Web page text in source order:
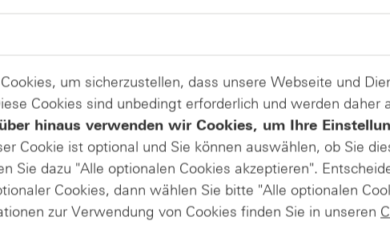
um sicherzustellen, dass unsere Webseite und
Cookies sind unbedingt erforderlich und werden daher
hinaus verwenden wir Cookies, um Ihre
Cookie ist optional und Sie können auswählen, ob Sie
Sie dazu "Alle optionalen Cookies akzeptieren".
Cookies, dann wählen Sie bitte "Alle optionalen
zur Verwendung von Cookies finden Sie in unseren